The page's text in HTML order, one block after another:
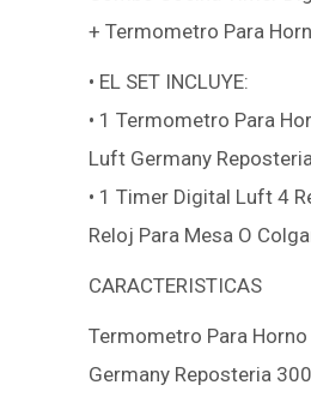
+ Termometro Para
• EL SET INCLUYE:
• 1 Termometro Para
Luft Germany
• 1 Timer Digital Luft 4
Reloj Para Mesa O
CARACTERISTICAS
Termometro Para
Germany Reposteria